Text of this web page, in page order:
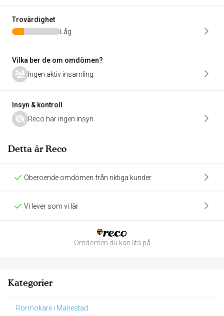
Trovärdighet
Låg
Vilka ber de om omdömen?
Ingen aktiv insamling
Insyn & kontroll
Reco har ingen insyn
Detta är Reco
Oberoende omdömen från riktiga kunder
Vi lever som vi lär
Omdömen du kan lita på
Kategorier
Rörmokare i Mariestad